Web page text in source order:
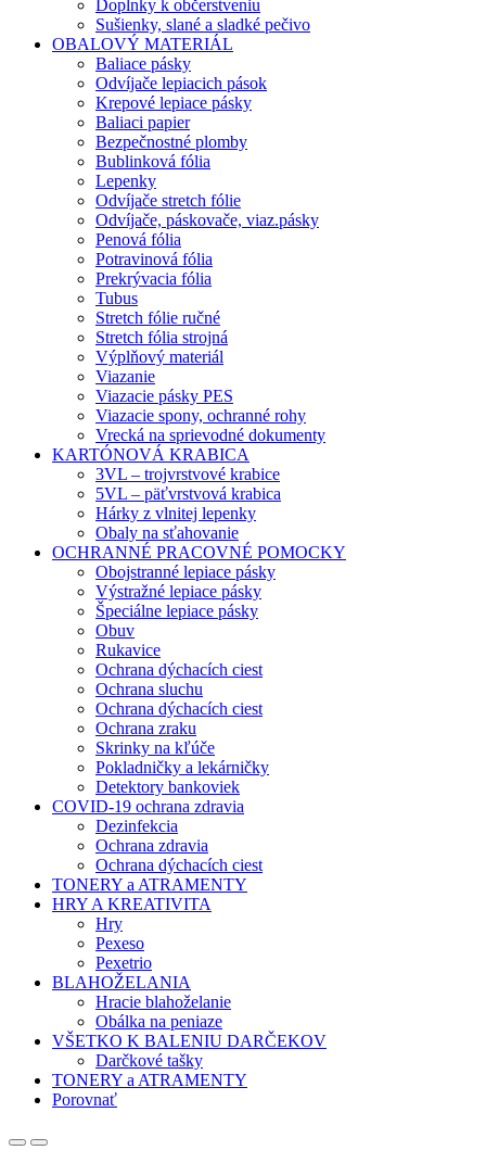
Doplnky k občerstveniu
Sušienky, slané a sladké pečivo
OBALOVÝ MATERIÁL
Baliace pásky
Odvíjače lepiacich pások
Krepové lepiace pásky
Baliaci papier
Bezpečnostné plomby
Bublinková fólia
Lepenky
Odvíjače stretch fólie
Odvíjače, páskovače, viaz.pásky
Penová fólia
Potravinová fólia
Prekrývacia fólia
Tubus
Stretch fólie ručné
Stretch fólia strojná
Výplňový materiál
Viazanie
Viazacie pásky PES
Viazacie spony, ochranné rohy
Vrecká na sprievodné dokumenty
KARTÓNOVÁ KRABICA
3VL – trojvrstvové krabice
5VL – päťvrstvová krabica
Hárky z vlnitej lepenky
Obaly na sťahovanie
OCHRANNÉ PRACOVNÉ POMOCKY
Obojstranné lepiace pásky
Výstražné lepiace pásky
Špeciálne lepiace pásky
Obuv
Rukavice
Ochrana dýchacích ciest
Ochrana sluchu
Ochrana dýchacích ciest
Ochrana zraku
Skrinky na kľúče
Pokladničky a lekárničky
Detektory bankoviek
COVID-19 ochrana zdravia
Dezinfekcia
Ochrana zdravia
Ochrana dýchacích ciest
TONERY a ATRAMENTY
HRY A KREATIVITA
Hry
Pexeso
Pexetrio
BLAHOŽELANIA
Hracie blahoželanie
Obálka na peniaze
VŠETKO K BALENIU DARČEKOV
Darčkové tašky
TONERY a ATRAMENTY
Porovnať
OpenClose